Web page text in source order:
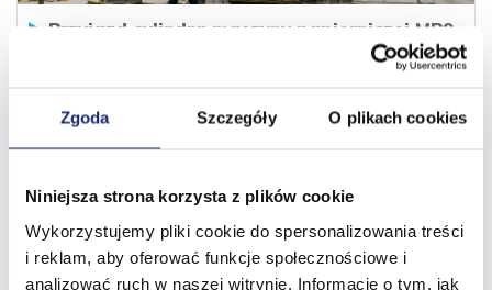
Zgoda Szczegóły O plikach cookies
Niniejsza strona korzysta z plików cookie
Wykorzystujemy pliki cookie do spersonalizowania treści
i reklam, aby oferować funkcje społecznościowe i
analizować ruch w naszej witrynie. Informacje o tym, jak
Przyjazd cylindra maszyny papierniczej MP9